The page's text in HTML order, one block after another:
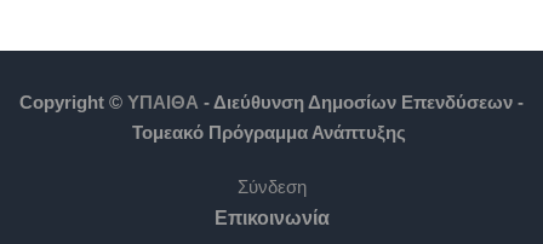
Copyright © ΥΠΑΙΘΑ - Διεύθυνση Δημοσίων Επενδύσεων -
Τομεακό Πρόγραμμα Ανάπτυξης
Σύνδεση
Επικοινωνία